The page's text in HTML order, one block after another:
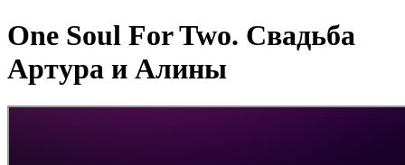
One Soul For Two. Свадьба
Артура и Алины